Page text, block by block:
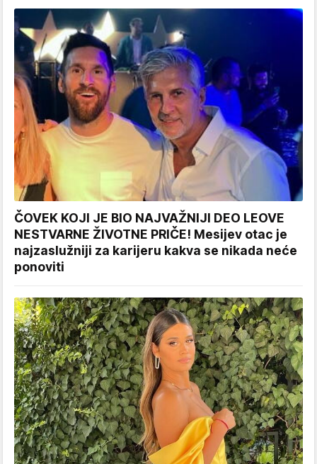
ČOVEK KOJI JE BIO NAJVAŽNIJI DEO LEOVE
NESTVARNE ŽIVOTNE PRIČE! Mesijev otac je
najzaslužniji za karijeru kakva se nikada neće
ponoviti